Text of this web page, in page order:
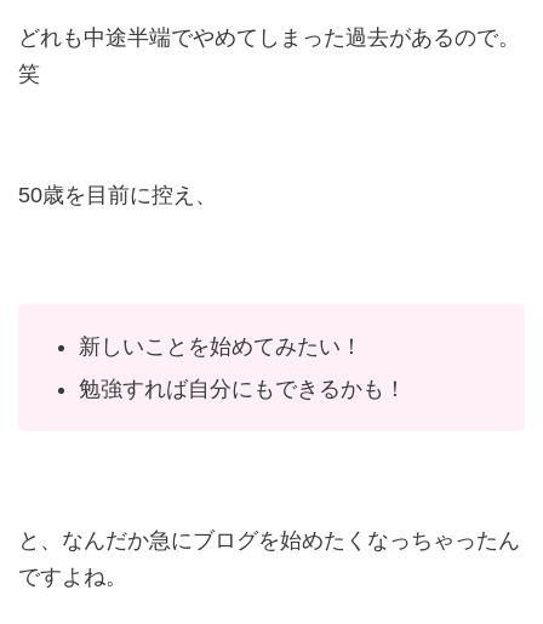
どれも中途半端でやめてしまった過去があるので。
笑
50歳を目前に控え、
新しいことを始めてみたい！
勉強すれば自分にもできるかも！
と、なんだか急にブログを始めたくなっちゃったん
ですよね。